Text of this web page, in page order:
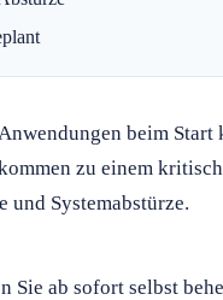
beim
zu einem
Systemabstürze.
Sie ab sofort selbst